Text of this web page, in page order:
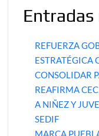
REFUERZA
ESTRATÉGICA
CONSOLIDAR
REAFIRMA
A NIÑEZ Y
SEDIF
MARCA